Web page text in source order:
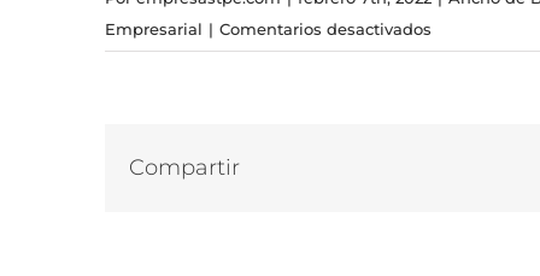
Empresarial | Comentarios desactivados
Compartir